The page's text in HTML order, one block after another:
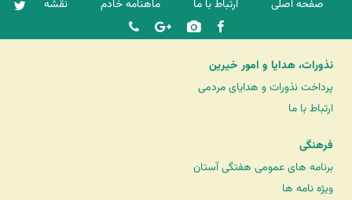
صفحه اصلی ارتباط با ما ماهنامه خادم نقشه
نذورات، هدایا و امور خیرین
پرداخت نذورات و هدایای مردمی
ارتباط با ما
فرهنگی
برنامه های عمومی هفتگی آستان
ویژه نامه ها